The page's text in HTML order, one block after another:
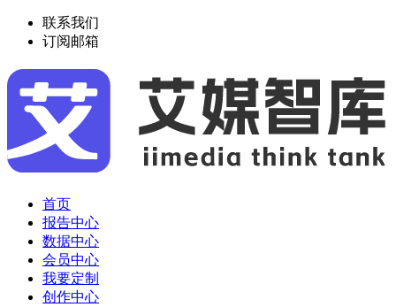
联系我们
订阅邮箱
首页
报告中心
数据中心
会员中心
我要定制
创作中心